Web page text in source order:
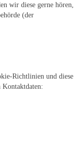
wir diese gerne hören,
(der
Richtlinien und diese
Kontaktdaten: